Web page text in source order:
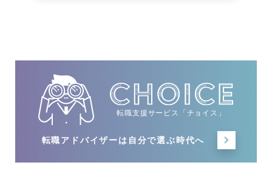
転職支援サービス「チョイス」
転職アドバイザーは 自分で選ぶ時代へ